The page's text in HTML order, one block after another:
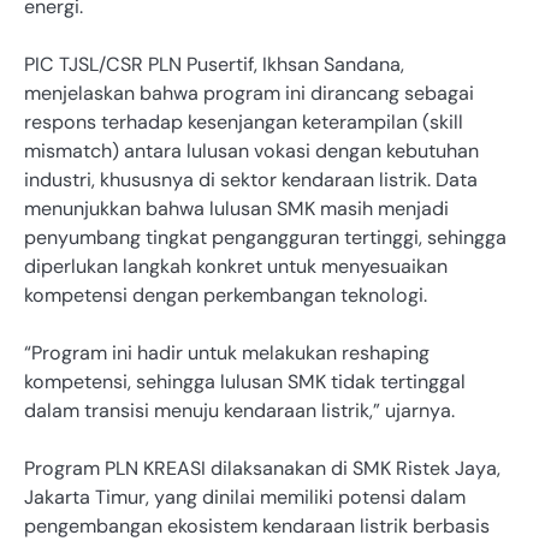
energi.
PIC TJSL/CSR PLN Pusertif, Ikhsan Sandana,
menjelaskan bahwa program ini dirancang sebagai
respons terhadap kesenjangan keterampilan (skill
mismatch) antara lulusan vokasi dengan kebutuhan
industri, khususnya di sektor kendaraan listrik. Data
menunjukkan bahwa lulusan SMK masih menjadi
penyumbang tingkat pengangguran tertinggi, sehingga
diperlukan langkah konkret untuk menyesuaikan
kompetensi dengan perkembangan teknologi.
“Program ini hadir untuk melakukan reshaping
kompetensi, sehingga lulusan SMK tidak tertinggal
dalam transisi menuju kendaraan listrik,” ujarnya.
Program PLN KREASI dilaksanakan di SMK Ristek Jaya,
Jakarta Timur, yang dinilai memiliki potensi dalam
pengembangan ekosistem kendaraan listrik berbasis